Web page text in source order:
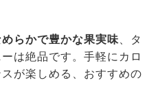
めらかで豊かな果実味 、タ
は絶品です。手軽にカロ
が楽しめる、おすすめの